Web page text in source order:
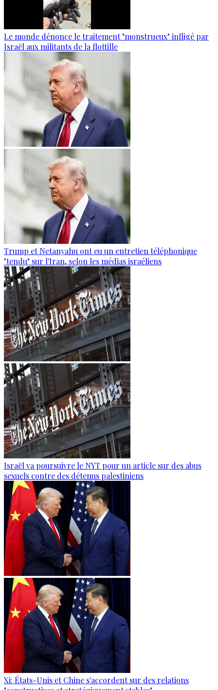
Le monde dénonce le traitement "monstrueux" infligé par
Israël aux militants de la flottille
Trump et Netanyahu ont eu un entretien téléphonique
"tendu" sur l'Iran, selon les médias israéliens
Israël va poursuivre le NYT pour un article sur des abus
sexuels contre des détenus palestiniens
Xi: États-Unis et Chine s'accordent sur des relations